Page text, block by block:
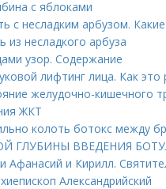
с яблоками
с несладким арбузом.
из несладкого арбуза
узор. Содержание
лифтинг лица. Как это
желудочно-кишечного
ЖКТ
колоть ботокс между
ГЛУБИНЫ ВВЕДЕНИЯ
Афанасий и Кирилл.
Александрийский